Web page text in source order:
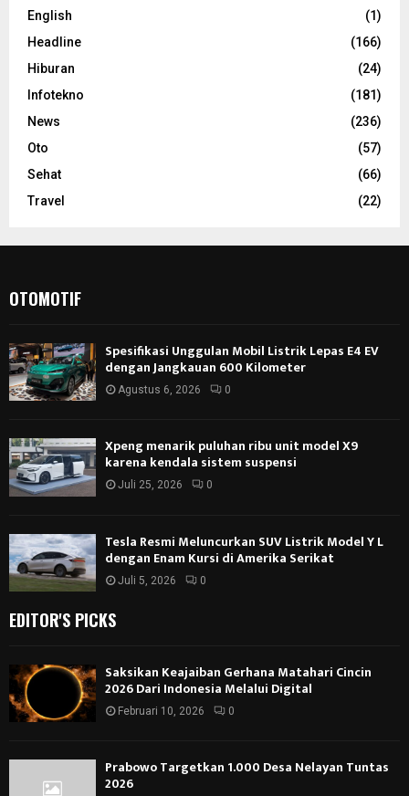
English
(1)
Headline
(166)
Hiburan
(24)
Infotekno
(181)
News
(236)
Oto
(57)
Sehat
(66)
Travel
(22)
OTOMOTIF
Spesifikasi Unggulan Mobil Listrik Lepas E4 EV
dengan Jangkauan 600 Kilometer
Agustus 6, 2026 0
Xpeng menarik puluhan ribu unit model X9
karena kendala sistem suspensi
Juli 25, 2026 0
Tesla Resmi Meluncurkan SUV Listrik Model Y L
dengan Enam Kursi di Amerika Serikat
Juli 5, 2026 0
EDITOR'S PICKS
Saksikan Keajaiban Gerhana Matahari Cincin
2026 Dari Indonesia Melalui Digital
Februari 10, 2026 0
Prabowo Targetkan 1.000 Desa Nelayan Tuntas
2026